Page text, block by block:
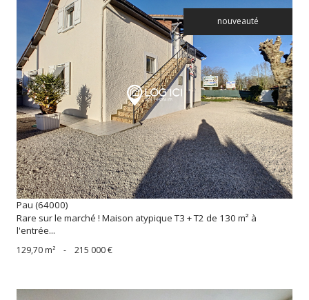
nouveauté
voir le bien
Pau (64000)
Rare sur le marché ! Maison atypique T3 + T2 de 130 m² à
l'entrée...
129,70 m² - 215 000 €